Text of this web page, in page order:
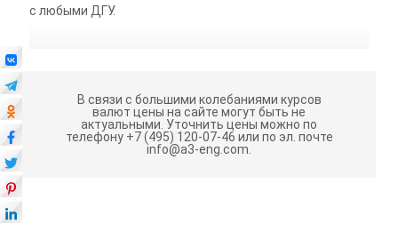
с любыми ДГУ.
В связи с большими колебаниями курсов
валют цены на сайте могут быть не
актуальными. Уточнить цены можно по
телефону +7 (495) 120-07-46 или по эл. почте
info@a3-eng.com.